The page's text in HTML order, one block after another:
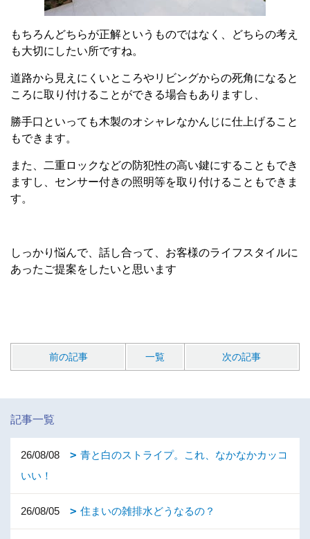
もちろんどちらが正解というものではなく、どちらの考え
も大切にしたい所ですね。
道路から見えにくいところやリビングからの死角になると
ころに取り付けることができる場合もありますし、
勝手口といっても木製のオシャレなかんじに仕上げること
もできます。
また、二重ロックなどの防犯性の高い鍵にすることもでき
ますし、センサー付きの照明等を取り付けることもできま
す。
しっかり悩んで、話し合って、お客様のライフスタイルに
あったご提案をしたいと思います
前の記事 一覧 次の記事
記事一覧
26/08/08
青と白のストライプ。これ、なかなかカッコ
いい！
26/08/05 住まいの雑排水どうなるの？